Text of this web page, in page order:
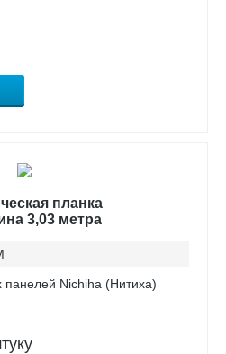
планка
3,03 метра
Nichiha (Нитиха)